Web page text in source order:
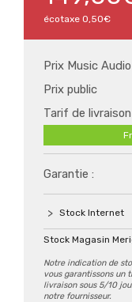
écotaxe 0,50€
Prix Music
Prix public
Tarif de livraison
Garantie :
Stock Internet
Stock Magasin
Notre indication de
vous garantissons un
livraison sous 5/10
notre fournisseur.